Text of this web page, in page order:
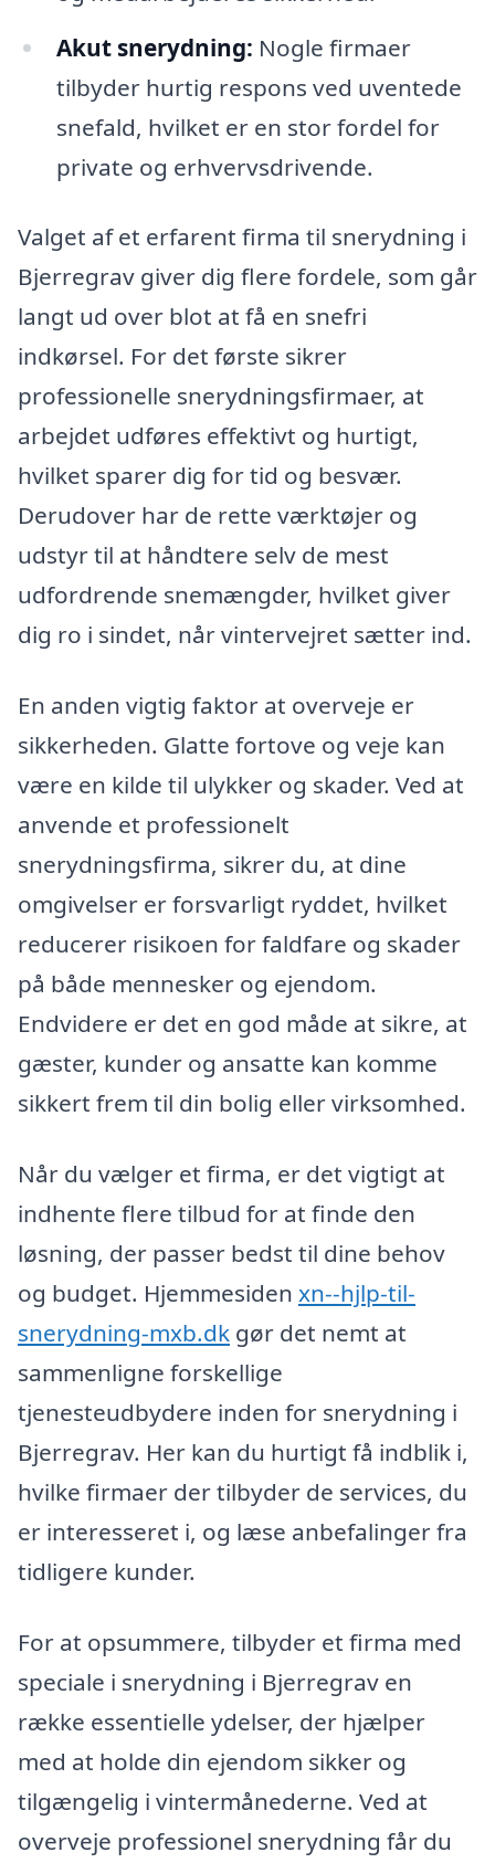
Akut snerydning: Nogle firmaer
tilbyder hurtig respons ved uventede
snefald, hvilket er en stor fordel for
private og erhvervsdrivende.
Valget af et erfarent firma til snerydning i
Bjerregrav giver dig flere fordele, som går
langt ud over blot at få en snefri
indkørsel. For det første sikrer
professionelle snerydningsfirmaer, at
arbejdet udføres effektivt og hurtigt,
hvilket sparer dig for tid og besvær.
Derudover har de rette værktøjer og
udstyr til at håndtere selv de mest
udfordrende snemængder, hvilket giver
dig ro i sindet, når vintervejret sætter ind.
En anden vigtig faktor at overveje er
sikkerheden. Glatte fortove og veje kan
være en kilde til ulykker og skader. Ved at
anvende et professionelt
snerydningsfirma, sikrer du, at dine
omgivelser er forsvarligt ryddet, hvilket
reducerer risikoen for faldfare og skader
på både mennesker og ejendom.
Endvidere er det en god måde at sikre, at
gæster, kunder og ansatte kan komme
sikkert frem til din bolig eller virksomhed.
Når du vælger et firma, er det vigtigt at
indhente flere tilbud for at finde den
løsning, der passer bedst til dine behov
og budget. Hjemmesiden xn--hjlp-til-
snerydning-mxb.dk gør det nemt at
sammenligne forskellige
tjenesteudbydere inden for snerydning i
Bjerregrav. Her kan du hurtigt få indblik i,
hvilke firmaer der tilbyder de services, du
er interesseret i, og læse anbefalinger fra
tidligere kunder.
For at opsummere, tilbyder et firma med
speciale i snerydning i Bjerregrav en
række essentielle ydelser, der hjælper
med at holde din ejendom sikker og
tilgængelig i vintermånederne. Ved at
overveje professionel snerydning får du